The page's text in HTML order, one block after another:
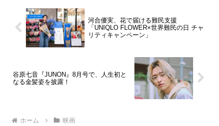
河合優実、花で届ける難民支援
「UNIQLO FLOWER×世界難民の日 チャ
リティキャンペーン」
谷原七音『JUNON』8月号で、人生初と
なる金髪姿を披露！
ホーム 映画